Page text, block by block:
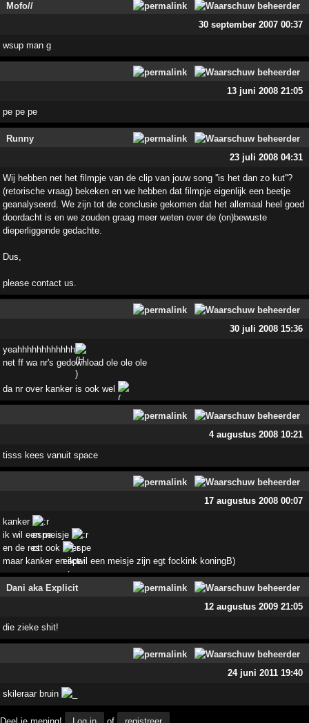
Mofo//
30 september 2007 00:37
wsup man g
13 juni 2008 21:05
pe pe pe
Runny
23 juli 2008 04:31
Wij hebben net het filmpje van de clip van jouw song ''is het dan zo kut''?
(retorische vraag) bekeken en we hebben dat filmpje eigenlijk een beetje
geanalyseerd. We zijn tot de conclusie gekomen dat het allemaal heel goed
doordacht is en we zouden graag meer weten over de (on)bewuste
dieperliggende gedachte.
Dus,
please contact us.
30 juli 2008 15:36
yeahhhhhhhhhhhh
net ff wa nr's gedownload ole ole ole
da nr over kanker is ook wel
4 augustus 2008 10:21
tisss kees vanuit space
17 augustus 2008 00:07
kanker
ik wil een meisje
en de rest ook
maar kanker en ik wil een meisje zijn egt fockink koningB)
Dani aka Explicit
12 augustus 2009 21:05
die zieke shit!
24 juni 2011 19:40
skileraar bruin